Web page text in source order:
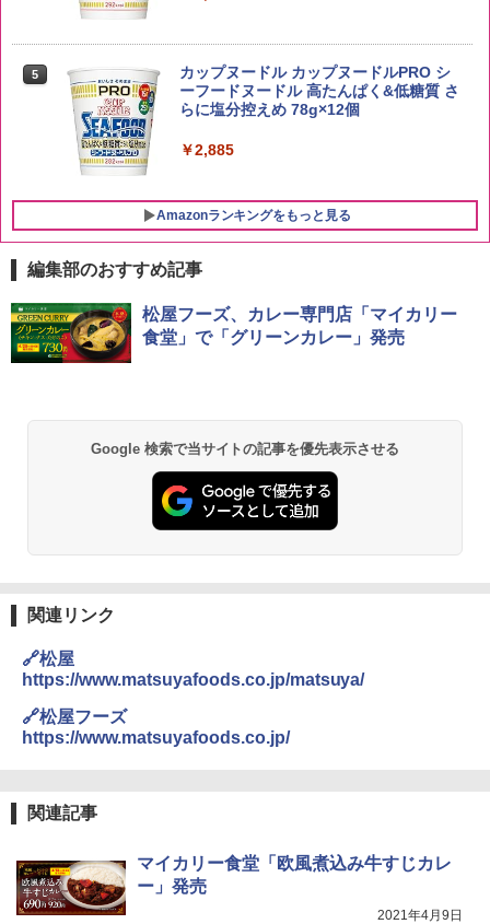
5
by Amazon 新潟県産 新潟のお米 無洗米
5kg
￥3,274
5
トリスウイスキー 4000ml サントリー 大
容量 4リットル
5
カップヌードル カップヌードルPRO シ
ーフードヌードル 高たんぱく&低糖質 さ
らに塩分控えめ 78g×12個
￥2,885
Amazonランキングをもっと見る
1
[山善] スチームオーブンレンジ 25L 一人
暮らし 二人暮らし フラットテーブル ス
チーム調理 自動メニュー19種搭載 角皿
シャープ 過熱水蒸気 オーブンレンジ 26
L コンベクション 2段調理 ホワイト RE-
SS26B-W
ーム調理 フラットテーブル トースト機
ジ 石窯ドーム ER-D100A(H) アッシュグ
レージュ 250℃ 1段調理 フラットテーブ
ル 電子レンジ 赤外線センサー ノンフラ
イ調理 簡単お手入れ 小型 新生活 一人暮
編集部のおすすめ記事
松屋フーズ、カレー専門店「マイカリー
食堂」で「グリーンカレー」発売
Google 検索で当サイトの記事を優先表示させる
関連リンク
🔗松屋
https://www.matsuyafoods.co.jp/matsuya/
🔗松屋フーズ
https://www.matsuyafoods.co.jp/
関連記事
マイカリー食堂「欧風煮込み牛すじカレ
ー」発売
2021年4月9日